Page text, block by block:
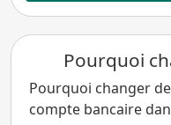
Pourquoi
Pourquoi changer
compte bancaire